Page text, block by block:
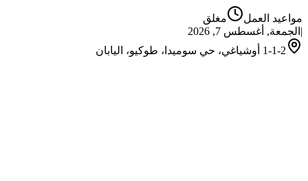
مواعيد العمل
مغلق
| الجمعة, أغسطس 7, 2026
1-1-2 أوشياغي، حي سوميدا، طوكيو، اليابان